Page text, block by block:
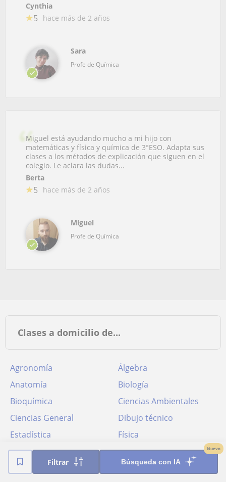
Filtrar Búsqueda con IA
Nuevo
Cynthia
5 hace más de 2 años
Sara
Profe de Química
Miguel está ayudando mucho a mi hijo con
matemáticas y física y química de 3°ESO. Adapta sus
clases a los métodos de explicación que siguen en el
colegio. Le aclara las dudas...
Berta
5 hace más de 2 años
Miguel
Profe de Química
Clases a domicilio de...
Agronomía
Álgebra
Anatomía
Biología
Bioquímica
Ciencias Ambientales
Ciencias General
Dibujo técnico
Estadística
Física
Genética
Geología
Ingenieria
Matemáticas